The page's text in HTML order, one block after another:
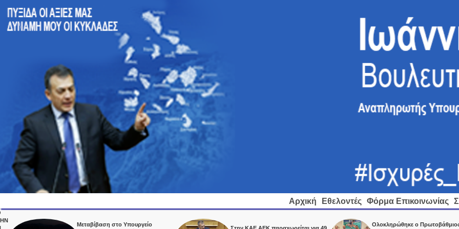
Αρχική Εθελοντές Φόρμα Επικοινωνίας
Μεταβίβαση στο Υπουργείο
Ολοκληρώθηκε ο Πρωτοβάθμιος